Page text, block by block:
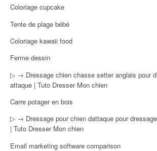
Coloriage cupcake
Tente de plage bébé
Coloriage kawaii food
Ferme dessin
▷ → Dressage chien chasse setter anglais pour
attaque | Tuto Dresser Mon chien
Carre potager en bois
▷ → Dressage pour chien dattaque pour
| Tuto Dresser Mon chien
Email marketing software comparison